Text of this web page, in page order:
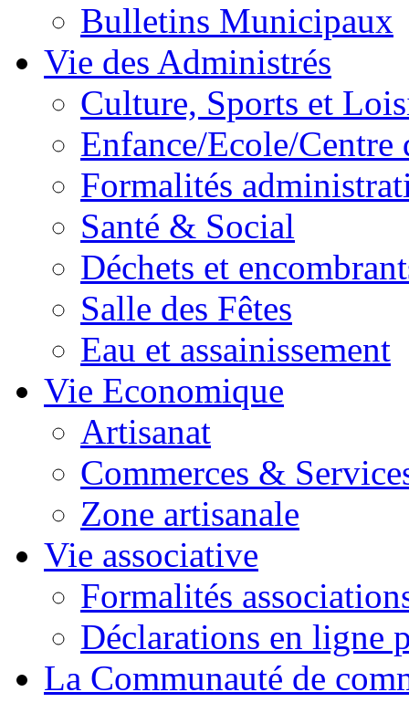
Bulletins Municipaux
Vie des Administrés
Culture, Sports et
Enfance/Ecole/Centre
Formalités
Santé & Social
Déchets et
Salle des Fêtes
Eau et assainissement
Vie Economique
Artisanat
Commerces &
Zone artisanale
Vie associative
Formalités
Déclarations en ligne
La Communauté de